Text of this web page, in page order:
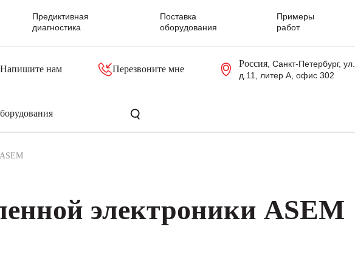
Предиктивная
диагностика
Поставка
оборудования
Примеры
работ
Напишите нам Перезвоните мне
Россия, Санкт-Петербург,
д.11, литер А, офис 302
ASEM
электроники ASEM